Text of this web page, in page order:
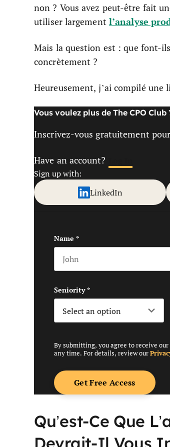
non ? Vous avez peut-être fait
utiliser largement l’analyse
Mais la question est : que font-
concrètement ?
Heureusement, j’ai compilé une
Vous voulez plus de The CPO Club
Inscrivez-vous gratuitement
Have an account?
Sign up with:
LinkedIn
Name *
Seniority*
By submitting, you agree to receive
any time. For details, review our
Qu’est-Ce Que